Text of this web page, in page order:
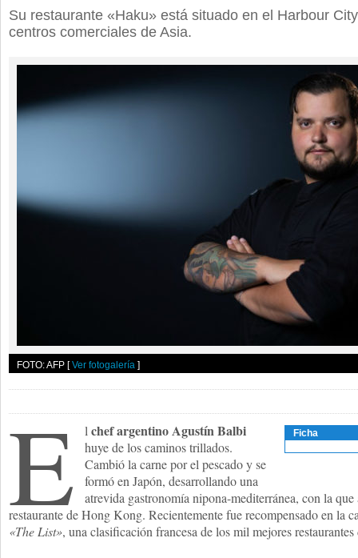
Su restaurante «Haku» está situado en el Harbour
centros comerciales de Asia.
FOTO: AFP [Ver fotogalería ]
Ficha
E lchef argentino Agustín Balbi
huye de los caminos trillados.
Cambió la carne por el pescado y se
formó en Japón, desarrollando una
atrevida gastronomía nipona-mediterránea, con la
restaurante de Hong Kong. Recientemente fue recompensado en la
«The List», una clasificación francesa de los mil mejores